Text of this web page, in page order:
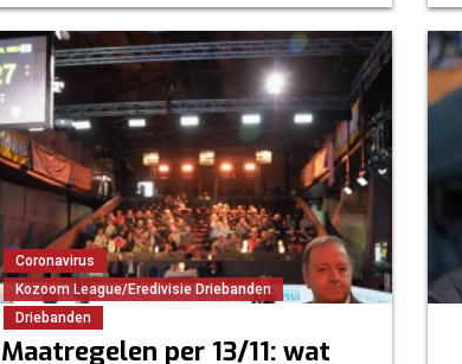
Coronavirus
Kozoom League/Eredivisie Driebanden
Driebanden
Maatregelen per 13/11: wat